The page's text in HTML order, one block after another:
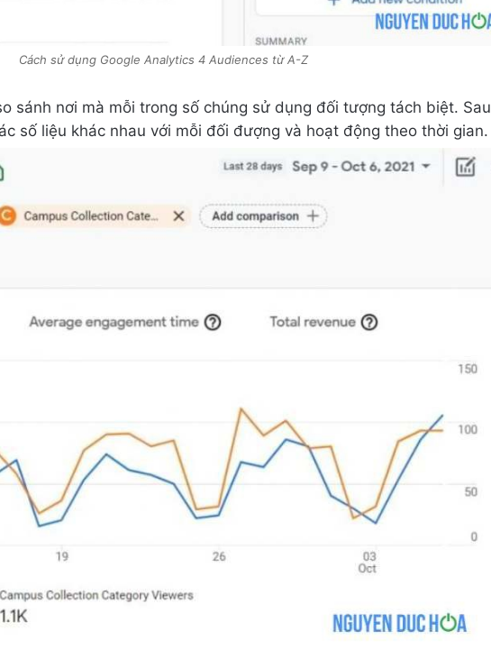
Cách sử dụng Google Analytics 4 Audiences từ A-Z
sánh nơi mà mỗi trong số chúng sử dụng đối tượng tách biệt. Sau
số liệu khác nhau với mỗi đối đượng và hoạt động theo thời gian.